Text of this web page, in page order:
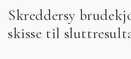
NO
Skreddersy
skisse til